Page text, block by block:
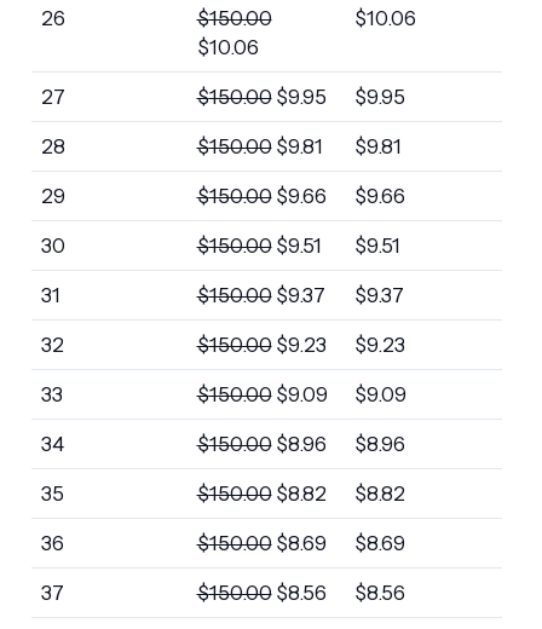
26 $150.00
$10.06
$10.06
27 $150.00 $9.95 $9.95
28 $150.00 $9.81 $9.81
29 $150.00 $9.66 $9.66
30 $150.00 $9.51 $9.51
31 $150.00 $9.37 $9.37
32 $150.00 $9.23 $9.23
33 $150.00 $9.09 $9.09
34 $150.00 $8.96 $8.96
35 $150.00 $8.82 $8.82
36 $150.00 $8.69 $8.69
37 $150.00 $8.56 $8.56